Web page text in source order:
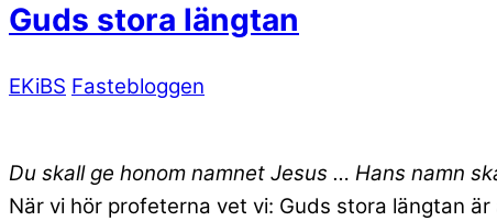
Guds stora längtan
EKiBS Fastebloggen
Du skall ge honom namnet Jesus … Hans namn
När vi hör profeterna vet vi: Guds stora längtan